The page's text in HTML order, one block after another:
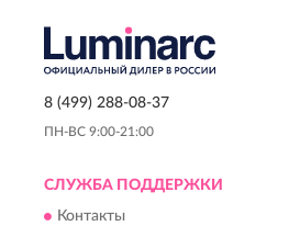
8 (499) 288-08-37
ПН-ВС 9:00-21:00
СЛУЖБА ПОДДЕРЖКИ
Контакты